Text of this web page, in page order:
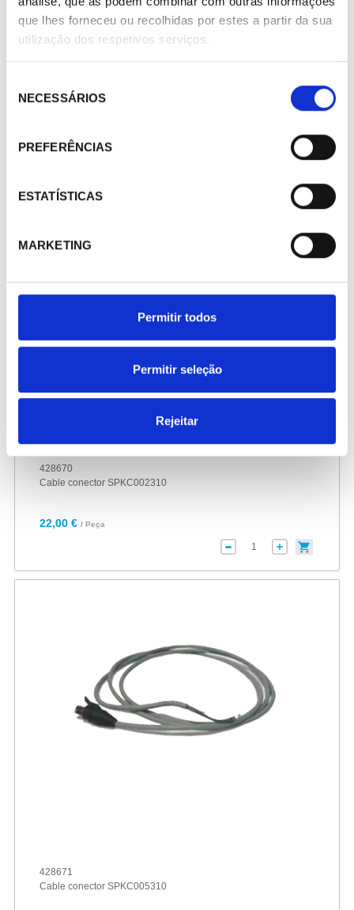
que lhes forneceu ou recolhidas por estes a partir da sua
utilização dos respetivos serviços.
NECESSÁRIOS
PREFERÊNCIAS
ESTATÍSTICAS
MARKETING
Permitir todos
Permitir seleção
Rejeitar
428688
E2V…E7V
428670
Cable conector SPKC002310
22,00 € / Peça
428671
Cable conector SPKC005310